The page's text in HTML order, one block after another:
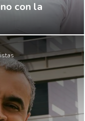
con la